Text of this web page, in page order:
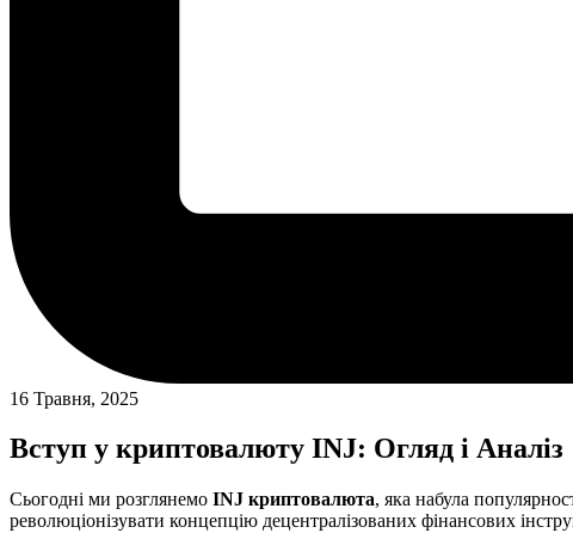
16 Травня, 2025
Вступ у криптовалюту INJ: Огляд і Аналіз
Сьогодні ми розглянемо INJ криптовалюта, яка набула
революціонізувати концепцію децентралізованих фінансових